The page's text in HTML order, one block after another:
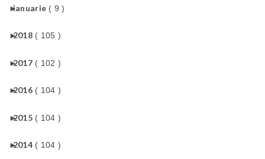
►
ianuarie ( 9 )
►
2018 ( 105 )
►
2017 ( 102 )
►
2016 ( 104 )
►
2015 ( 104 )
►
2014 ( 104 )